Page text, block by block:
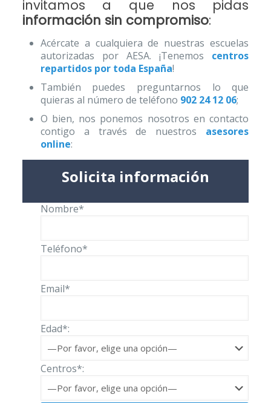
invitamos a que nos pidas
información sin compromiso:
Acércate a cualquiera de nuestras escuelas
autorizadas por AESA. ¡Tenemos centros
repartidos por toda España!
También puedes preguntarnos lo que
quieras al número de teléfono 902 24 12 06;
O bien, nos ponemos nosotros en contacto
contigo a través de nuestros asesores
online:
Solicita información
Nombre*
Teléfono*
Email*
Edad*:
Centros*: